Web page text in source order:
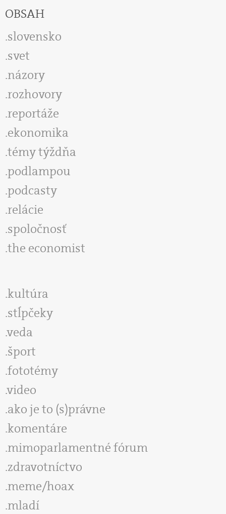
OBSAH
slovensko
svet
názory
rozhovory
reportáže
ekonomika
témy týždňa
podlampou
podcasty
relácie
spoločnosť
the economist
kultúra
stĺpčeky
veda
šport
fototémy
video
ako je to (s)právne
komentáre
mimoparlamentné fórum
zdravotníctvo
meme/hoax
mladí